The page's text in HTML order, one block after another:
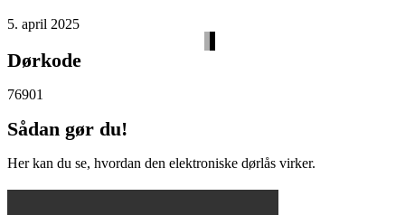
5. april 2025
Dørkode
76901
Sådan gør du!
Her kan du se, hvordan den elektroniske dørlås virker.